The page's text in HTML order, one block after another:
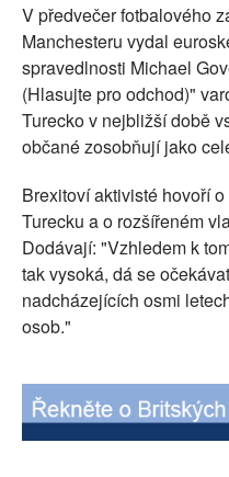
V předvečer fotbalového
Manchesteru vydal
spravedlnosti Michael
(Hlasujte pro odchod)"
Turecko v nejbližší době
občané zosobňují jako
Brexitoví aktivisté hovoří
Turecku a o rozšířeném
Dodávají: "Vzhledem k
tak vysoká, dá se
nadcházejících osmi
osob."